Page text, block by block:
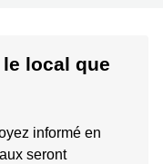
local que
informé en
seront